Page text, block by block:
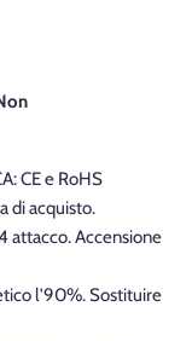
CE e RoHS
di acquisto.
attacco. Accensione
l'90%. Sostituire